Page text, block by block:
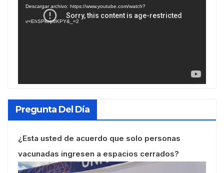
Descargar archivo: https://www.youtube.com/watch?
v=EhSPkop8KPY&_=2
Pregunta Del Día
¿Esta usted de acuerdo que solo personas
vacunadas ingresen a espacios cerrados?